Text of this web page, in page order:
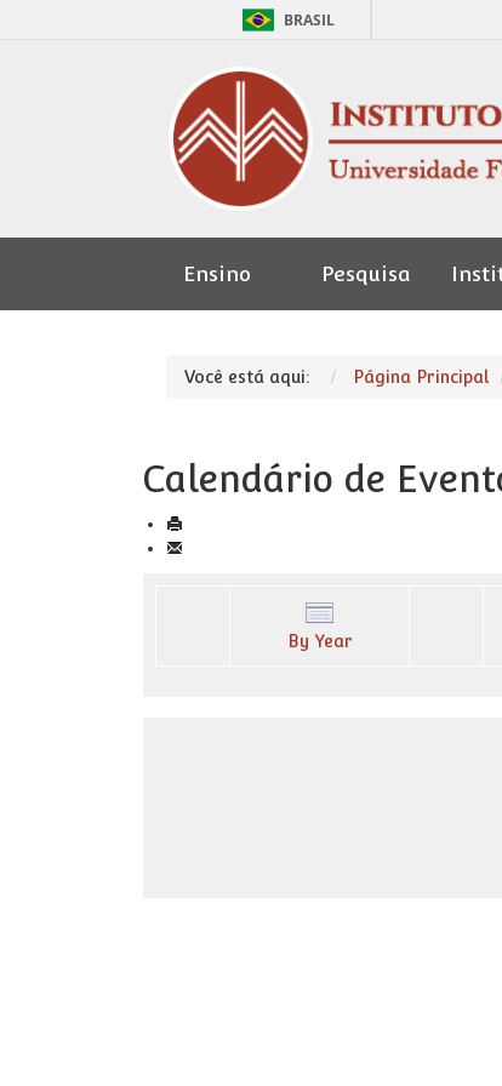
BRASIL
Ensino Pesquisa
Você está aqui: Página Principal
Calendário de
By Year